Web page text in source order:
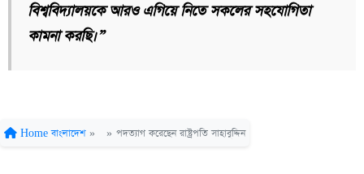
বিশ্ববিদ্যালয়কে আরও এগিয়ে নিতে সকলের সহযোগিতা
কামনা করছি।”
Home বাংলাদেশ » » পদত্যাগ করেছেন রাষ্ট্রপতি সাহাবুদ্দিন